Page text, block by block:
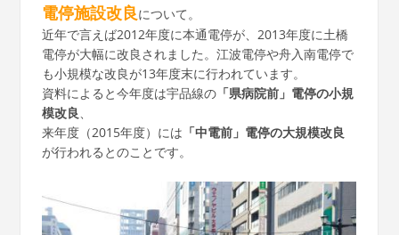
電停施設改良について。
近年で言えば2012年度に本通電停が、2013年度に土橋
電停が大幅に改良されました。江波電停や舟入南電停で
も小規模な改良が13年度末に行われています。
資料によると今年度は宇品線の「県病院前」電停の小規
模改良、
来年度（2015年度）には 「中電前」電停の大規模改良
が行われるとのことです。